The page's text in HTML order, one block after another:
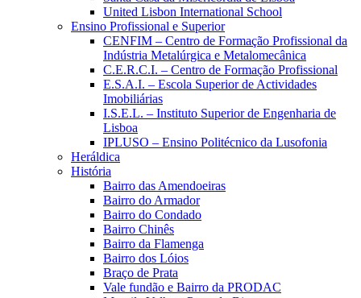
United Lisbon International School
Ensino Profissional e Superior
CENFIM – Centro de Formação Profissional da
Indústria Metalúrgica e Metalomecânica
C.E.R.C.I. – Centro de Formação Profissional
E.S.A.I. – Escola Superior de Actividades
Imobiliárias
I.S.E.L. – Instituto Superior de Engenharia de
Lisboa
IPLUSO – Ensino Politécnico da Lusofonia
Heráldica
História
Bairro das Amendoeiras
Bairro do Armador
Bairro do Condado
Bairro Chinês
Bairro da Flamenga
Bairro dos Lóios
Braço de Prata
Vale fundão e Bairro da PRODAC